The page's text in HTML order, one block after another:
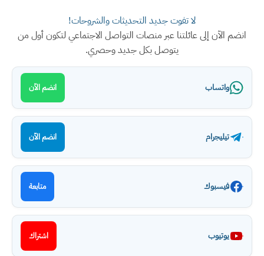
لا تفوت جديد التحديثات والشروحات!
انضم الآن إلى عائلتنا عبر منصات التواصل الاجتماعي لتكون أول من
يتوصل بكل جديد وحصري.
واتساب انضم الآن
تيليجرام انضم الآن
فيسبوك متابعة
يوتيوب اشتراك